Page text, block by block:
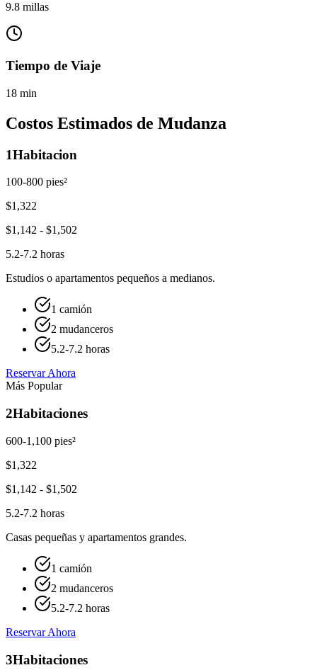
9.8 millas
Tiempo de Viaje
18 min
Costos Estimados de Mudanza
1Habitacion
100-800 pies²
$1,322
$1,142 - $1,502
5.2-7.2 horas
Estudios o apartamentos pequeños a medianos.
1 camión
2 mudanceros
5.2-7.2 horas
Reservar Ahora
Más Popular
2Habitaciones
600-1,100 pies²
$1,322
$1,142 - $1,502
5.2-7.2 horas
Casas pequeñas y apartamentos grandes.
1 camión
2 mudanceros
5.2-7.2 horas
Reservar Ahora
3Habitaciones